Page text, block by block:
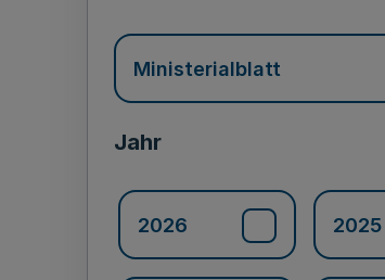
Ministerialblatt
Jahr
2026 2025